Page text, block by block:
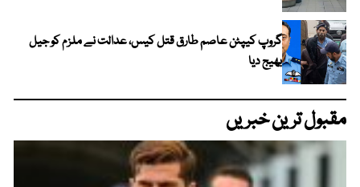
گروپ کیپٹن عاصم طارق قتل کیس، عدالت نے ملزم کو جیل
بھیج دیا
مقبول ترین خبریں